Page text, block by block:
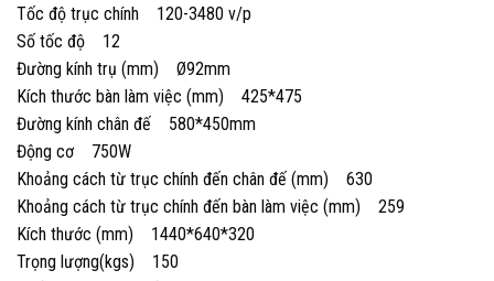
Tốc độ trục chính 120-3480 v/p
Số tốc độ 12
Đường kính trụ (mm) Ø92mm
Kích thước bàn làm việc (mm) 425*475
Đường kính chân đế 580*450mm
Động cơ 750W
Khoảng cách từ trục chính đến chân đế (mm) 630
Khoảng cách từ trục chính đến bàn làm việc (mm) 259
Kích thước (mm) 1440*640*320
Trọng lượng(kgs) 150